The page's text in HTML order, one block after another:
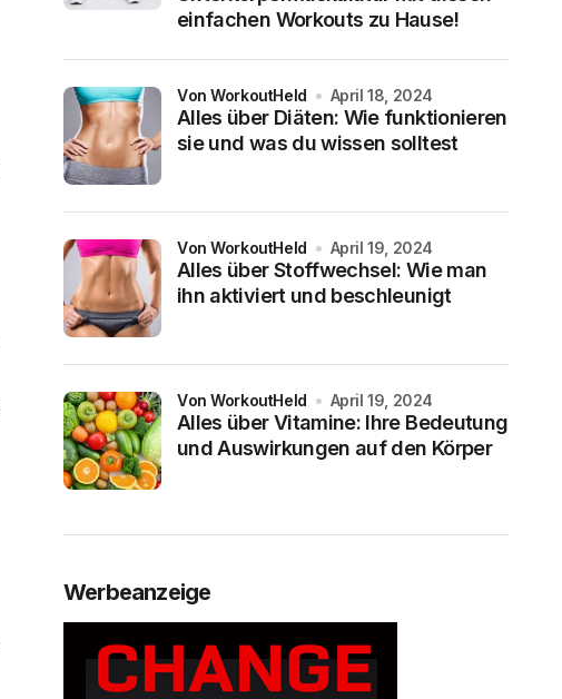
einfachen Workouts zu Hause!
Alles über Diäten: Wie funktionieren
sie und was du wissen solltest
von WorkoutHeld April 18, 2024
Alles über Stoffwechsel: Wie man
ihn aktiviert und beschleunigt
von WorkoutHeld April 19, 2024
Alles über Vitamine: Ihre Bedeutung
und Auswirkungen auf den Körper
von WorkoutHeld April 19, 2024
Werbeanzeige